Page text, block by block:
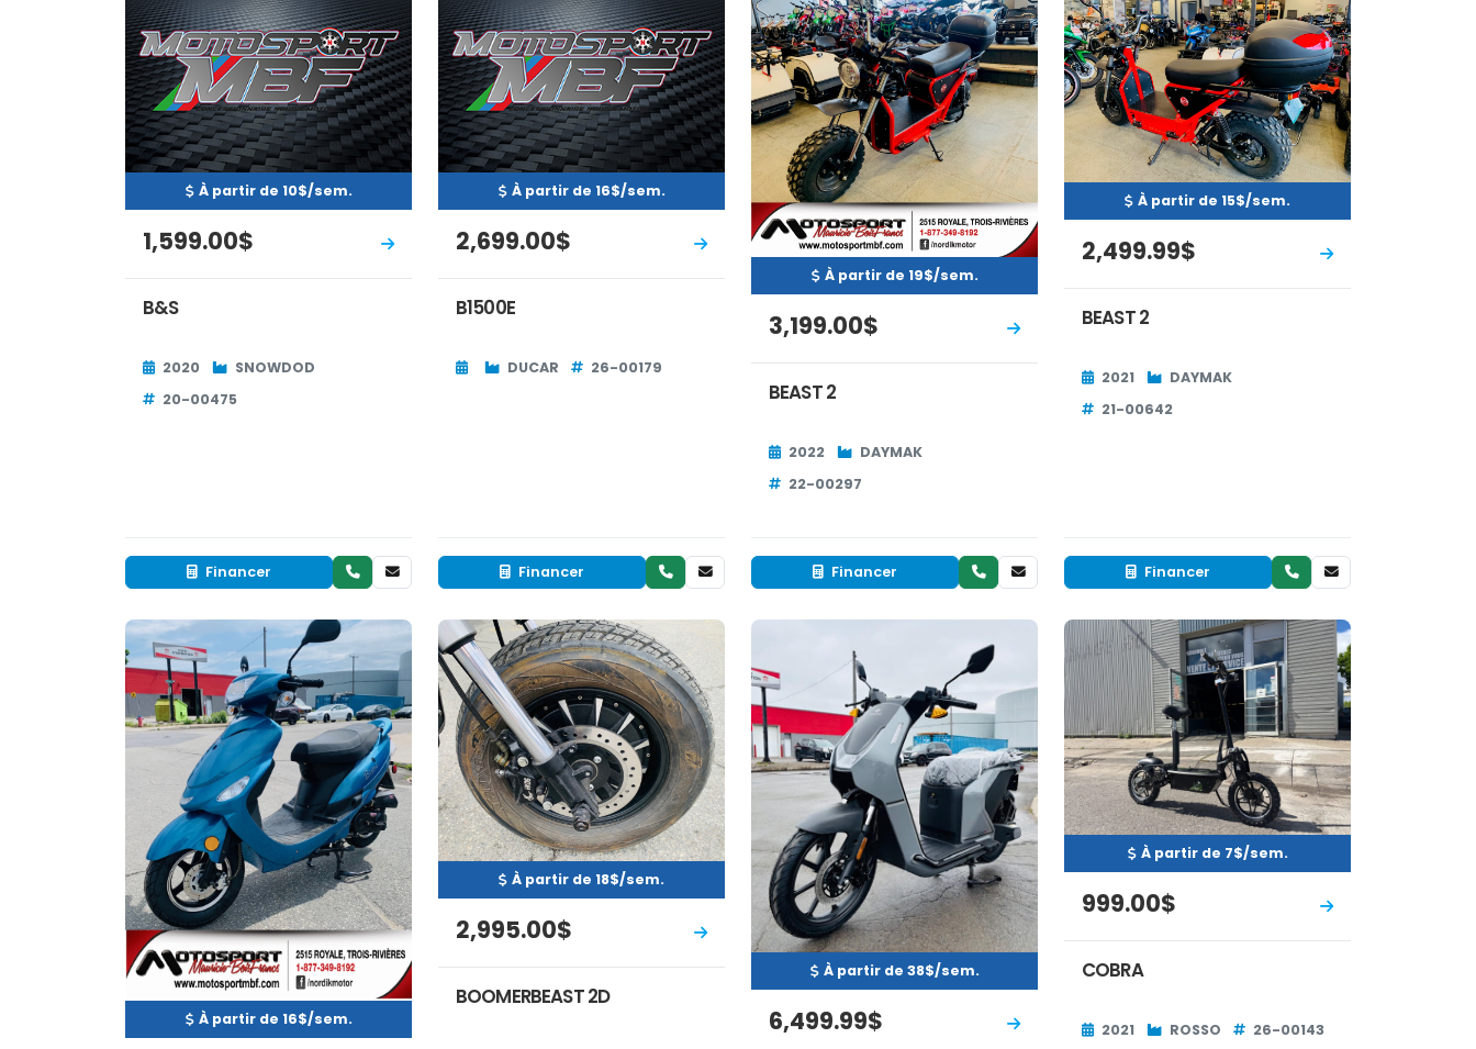
À partir de 10$/sem.
1,599.00$
B&S
2020
SNOWDOD
20-00475
Financer
À partir de 16$/sem.
2,699.00$
B1500E
DUCAR 26-00179
Financer
À partir de 19$/sem.
3,199.00$
BEAST 2
2022
DAYMAK
22-00297
Financer
À partir de 15$/sem.
2,499.99$
BEAST 2
2021
DAYMAK
21-00642
Financer
EN INVENTAIRE Neuf
À partir de 16$/sem.
EN INVENTAIREOccasion
À partir de 18$/sem.
2,995.00$
BOOMERBEAST 2D
EN INVENTAIRE
À partir de 38$/sem.
6,499.99$
EN INVENTAIRE Neuf
À partir de 7$/sem.
999.00$
COBRA
2021 ROSSO 26-00143